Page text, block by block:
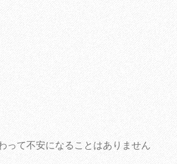
って不安になることはありません